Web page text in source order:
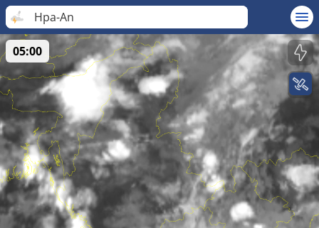
Hpa-An
05:00